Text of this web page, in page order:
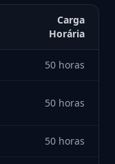
Carga
Horária
50 horas
50 horas
50 horas